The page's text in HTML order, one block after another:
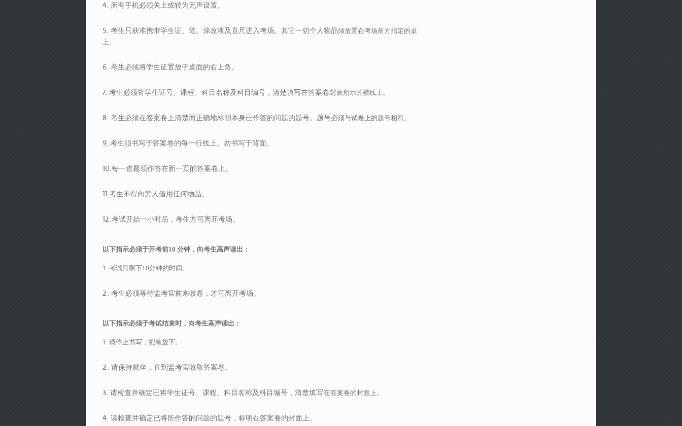
4. 所有手机必须关上或转为无声设置。
5. 考生只获准携带学生证、笔、涂改液及直尺进入考场。其它一切个人物品须放置在考场前方指定的桌
上。
6. 考生必须将学生证置放于桌面的右上角。
7. 考生必须将学生证号、课程、科目名称及科目编号，清楚填写在答案卷封面所示的横线上。
8. 考生必须在答案卷上清楚而正确地标明本身已作答的问题的题号。题号必须与试卷上的题号相符。
9. 考生须书写于答案卷的每一行线上。勿书写于背面。
10.每一道题须作答在新一页的答案卷上。
11.考生不得向旁人借用任何物品。
12.考试开始一小时后，考生方可离开考场。
以下指示必须于开考前10 分钟，向考生高声读出：
1. 考试只剩下10分钟的时间。
2. 考生必须等待监考官前来收卷，才可离开考场。
以下指示必须于考试结束时，向考生高声读出：
1. 请停止书写，把笔放下。
2. 请保持就坐，直到监考官收取答案卷。
3. 请检查并确定已将学生证号、课程、科目名称及科目编号，清楚填写在答案卷的封面上。
4. 请检查并确定已将所作答的问题的题号，标明在答案卷的封面上。